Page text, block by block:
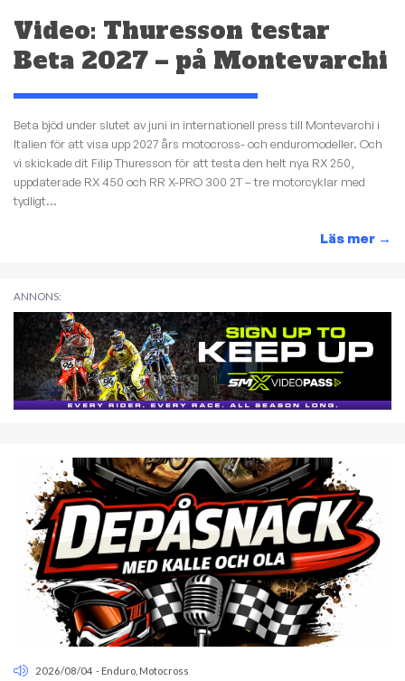
Video: Thuresson testar
Beta 2027 – på Montevarchi
Beta bjöd under slutet av juni in internationell press till Montevarchi i
Italien för att visa upp 2027 års motocross- och enduromodeller. Och
vi skickade dit Filip Thuresson för att testa den helt nya RX 250,
uppdaterade RX 450 och RR X-PRO 300 2T – tre motorcyklar med
tydligt...
Läs mer →
ANNONS:
2026/08/04 - Enduro Motocross